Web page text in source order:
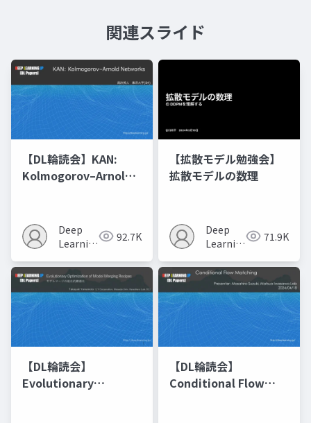
関連スライド
【DL輪読会】KAN:
Kolmogorov–Arnold
Deep
Learning
92.7K
【拡散モデル勉強会】
拡散モデルの数理
Deep
Learning
71.9K
【DL輪読会】
Evolutionary
【DL輪読会】
Conditional Flow